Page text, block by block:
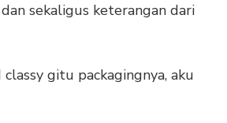
sekaligus keterangan dari
classy gitu packagingnya, aku